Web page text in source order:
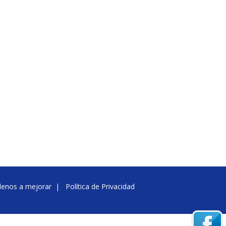
a mejorar| Política de Privacidad